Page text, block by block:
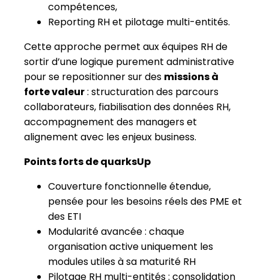
compétences,
Reporting RH et pilotage multi-entités.
Cette approche permet aux équipes RH de
sortir d’une logique purement administrative
pour se repositionner sur des missions à
forte valeur: structuration des parcours
collaborateurs, fiabilisation des données RH,
accompagnement des managers et
alignement avec les enjeux business.
Points forts de quarksUp
Couverture fonctionnelle étendue,
pensée pour les besoins réels des PME et
des ETI
Modularité avancée : chaque
organisation active uniquement les
modules utiles à sa maturité RH
Pilotage RH multi-entités : consolidation